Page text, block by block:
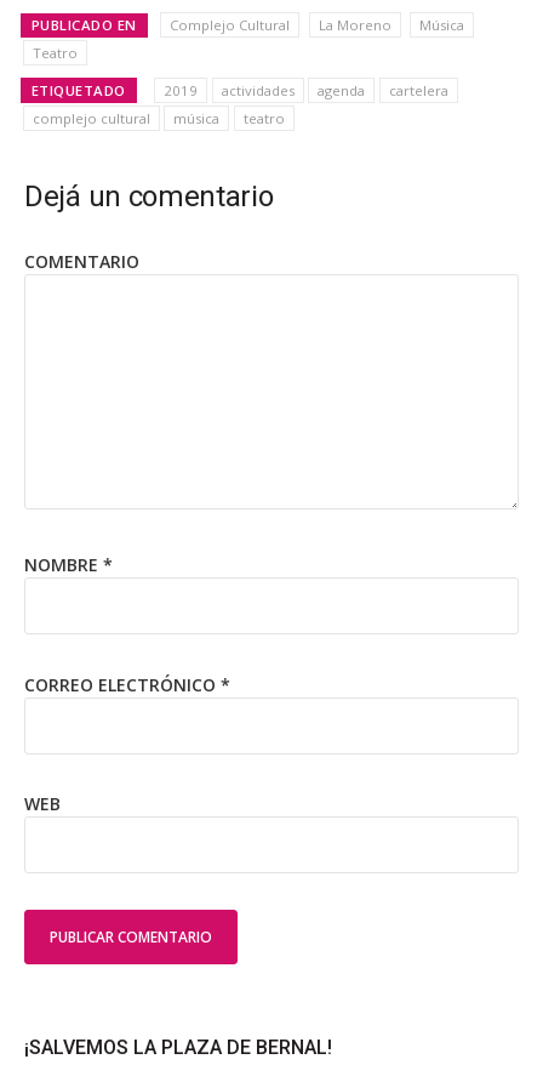
PUBLICADO EN Complejo Cultural La Moreno
Música
Teatro
ETIQUETADO 2019 actividades agenda
cartelera
complejo cultural
música teatro
Dejá un comentario
COMENTARIO
NOMBRE *
CORREO ELECTRÓNICO *
WEB
¡SALVEMOS LA PLAZA DE BERNAL!